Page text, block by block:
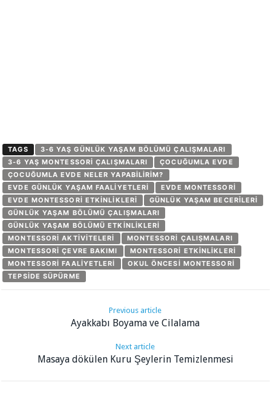
TAGS
3-6 YAŞ GÜNLÜK YAŞAM BÖLÜMÜ ÇALIŞMALARI
3-6 YAŞ MONTESSORI ÇALIŞMALARI
ÇOCUĞUMLA EVDE
ÇOCUĞUMLA EVDE NELER YAPABILIRIM?
EVDE GÜNLÜK YAŞAM FAALIYETLERI
EVDE MONTESSORI
EVDE MONTESSORI ETKINLIKLERI
GÜNLÜK YAŞAM BECERILERI
GÜNLÜK YAŞAM BÖLÜMÜ ÇALIŞMALARI
GÜNLÜK YAŞAM BÖLÜMÜ ETKINLIKLERI
MONTESSORI AKTIVITELERI
MONTESSORI ÇALIŞMALARI
MONTESSORI ÇEVRE BAKIMI
MONTESSORI ETKINLIKLERI
MONTESSORI FAALIYETLERI
OKUL ÖNCESI MONTESSORI
TEPSIDE SÜPÜRME
Previous article
Ayakkabı Boyama ve Cilalama
Next article
Masaya dökülen Kuru Şeylerin Temizlenmesi